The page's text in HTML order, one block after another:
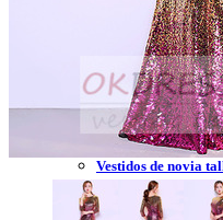
Vestidos de novia
Vestidos de novia
Vestidos de novia
Vestidos de novia
Vestidos de novia